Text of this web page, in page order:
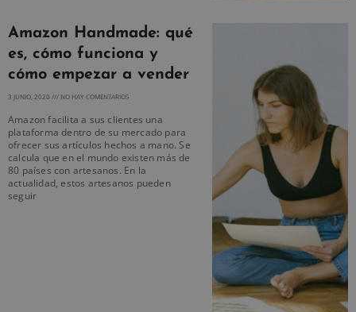
Amazon Handmade: qué
es, cómo funciona y
cómo empezar a vender
3 JUNIO, 2020 NO HAY COMENTARIOS
Amazon facilita a sus clientes una
plataforma dentro de su mercado para
ofrecer sus artículos hechos a mano. Se
calcula que en el mundo existen más de
80 países con artesanos. En la
actualidad, estos artesanos pueden
seguir